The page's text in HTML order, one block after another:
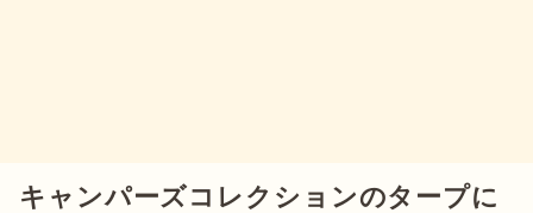
キャンパーズコレクションのタープに